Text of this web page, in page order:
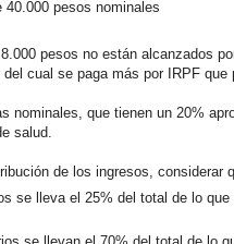
40.000 pesos nominales
pesos no están alcanzados
cual se paga más por IRPF que
nominales, que tienen un 20%
salud.
de los ingresos, considerar
se lleva el 25% del total de lo que